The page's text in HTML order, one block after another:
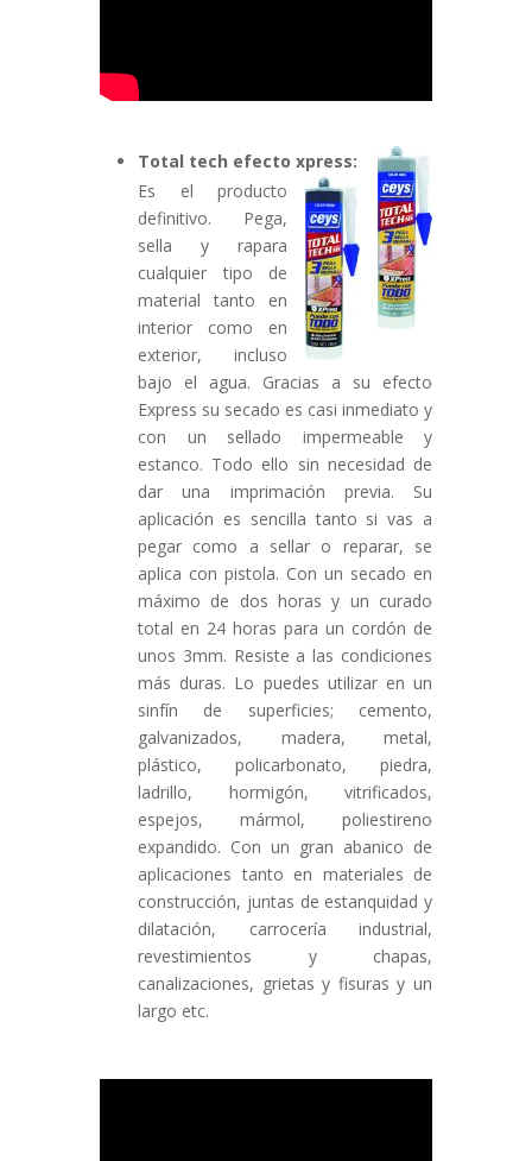
Total tech efecto xpress:
Es el producto
definitivo. Pega,
sella y rapara
cualquier tipo de
material tanto en
interior como en
exterior, incluso
bajo el agua. Gracias a su efecto
Express su secado es casi inmediato y
con un sellado impermeable y
estanco. Todo ello sin necesidad de
dar una imprimación previa. Su
aplicación es sencilla tanto si vas a
pegar como a sellar o reparar, se
aplica con pistola. Con un secado en
máximo de dos horas y un curado
total en 24 horas para un cordón de
unos 3mm. Resiste a las condiciones
más duras. Lo puedes utilizar en un
sinfín de superficies; cemento,
galvanizados, madera, metal,
plástico, policarbonato, piedra,
ladrillo, hormigón, vitrificados,
espejos, mármol, poliestireno
expandido. Con un gran abanico de
aplicaciones tanto en materiales de
construcción, juntas de estanquidad y
dilatación, carrocería industrial,
revestimientos y chapas,
canalizaciones, grietas y fisuras y un
largo etc.